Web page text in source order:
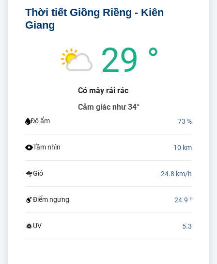
Thời tiết Giồng Riềng - Kiên
Giang
29 °
Có mây rải rác
Cảm giác như 34°
Độ ẩm 73 %
Tầm nhìn 10 km
Gió 24.8 km/h
Điểm ngưng 24.9 °
UV 5.3